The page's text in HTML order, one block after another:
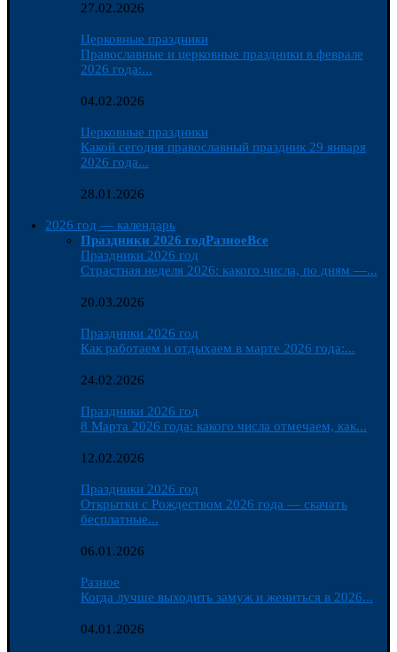
27.02.2026
Церковные праздники
Православные и церковные праздники в феврале
2026 года:...
04.02.2026
Церковные праздники
Какой сегодня православный праздник 29 января
2026 года...
28.01.2026
2026 год — календарь
Праздники 2026 годРазноеВсе
Праздники 2026 год
Страстная неделя 2026: какого числа, по дням —...
20.03.2026
Праздники 2026 год
Как работаем и отдыхаем в марте 2026 года:...
24.02.2026
Праздники 2026 год
8 Марта 2026 года: какого числа отмечаем, как...
12.02.2026
Праздники 2026 год
Открытки с Рождеством 2026 года — скачать
бесплатные...
06.01.2026
Разное
Когда лучше выходить замуж и жениться в 2026...
04.01.2026